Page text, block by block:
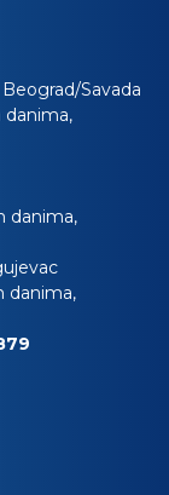
Savada
danima,
danima,
danima,